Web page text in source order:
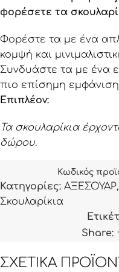
φορέσετε τα
Φορέστε τα με ένα
κομψή και
Συνδυάστε τα με ένα
πιο επίσημη
Επιπλέον:
Τα σκουλαρίκια
δώρου.
Κωδικός
Κατηγορίες: ΑΞΕΣΟΥΑΡ,
Σκουλαρίκια
Share:
ΣΧΕΤΙΚΆ